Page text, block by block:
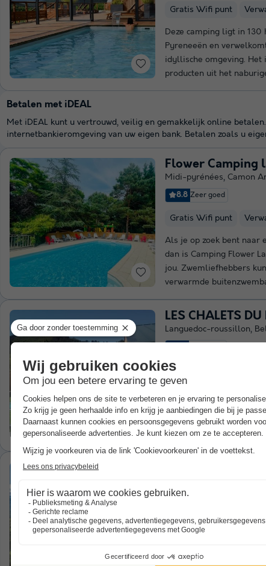
Gratis Wifi punt
Deze camping ligt in
Pyreneeën en
idyllische omgeving.
producten uit het
Flower Camping
Midi-pyrénées, Camon
8.8 Zeer goed
Gratis Wifi punt
Als je op zoek bent naar
dan is Camping Flower
jou. Zwemliefhebbers
verwarmde
LES CHALETS DU
Languedoc-roussillon,
Gratis Wifi punt
In Chalets Du Lac
gemeente Belcaire, zul
vakantie in de Aude. Als
urenlang zwemmen in...
FranceComfort
7.8
Gratis Wifi punt
FranceComfort
meest zuidelijke deel
Betalen met iDEAL
Met iDEAL kunt u vertrouwd, veilig en gemakkelijk online
internetbankieromgeving van uw eigen bank. Betalen zoals u